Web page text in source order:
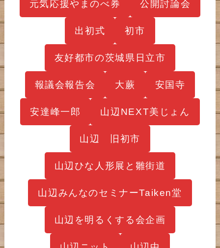
元気応援やまのべ券 公開討論会
出初式 初市
友好都市の茨城県日立市
報議会報告会 大蕨 安国寺
安達峰一郎 山辺NEXT美じょん
山辺 旧初市
山辺ひな人形展と雛街道
山辺みんなのセミナーTaiken堂
山辺を明るくする会企画